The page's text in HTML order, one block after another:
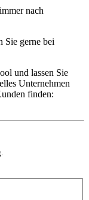
nach
Sie gerne bei
und lassen Sie
Unternehmen
finden: